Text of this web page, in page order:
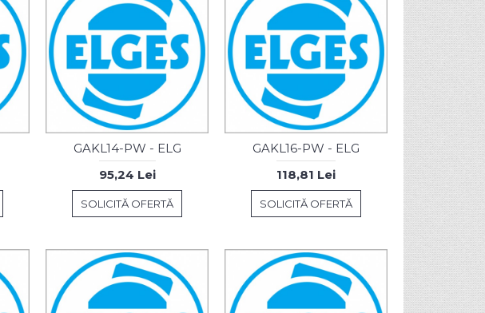
GAKL14-PW - ELG
95,24 Lei
SOLICITĂ OFERTĂ
GAKL16-PW - ELG
118,81 Lei
SOLICITĂ OFERTĂ